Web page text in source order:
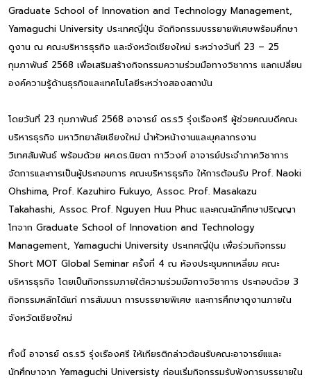
Graduate School of Innovation and Technology Management,
Yamaguchi University ประเทศญี่ปุ่น จัดกิจกรรมบรรยายพิเศษพร้อมศึกษา
ดูงาน ณ คณะบริหารธุรกิจ และจังหวัดเชียงใหม่ ระหว่างวันที่ 23 – 25
กุมภาพันธ์ 2568 เพื่อเสริมสร้างกิจกรรมความร่วมมือทางวิชาการ แลกเปลี่ยน
องค์ความรู้ด้านธุรกิจและเทคโนโลยีระหว่างสองสถาบัน
โดยวันที่ 23 กุมภาพันธ์ 2568 อาจารย์ ดร.รวิ รุ่งเรืองศรี ผู้ช่วยคณบดีคณะ
บริหารธุรกิจ มหาวิทยาลัยเชียงใหม่ นำหัวหน้างานและบุคลากรงาน
วิเทศสัมพันธ์ พร้อมด้วย ผศ.ดร.นิยตา กาวีวงศ์ อาจารย์ประจำภาควิชาการ
จัดการและการเป็นผู้ประกอบการ คณะบริหารธุรกิจ ให้การต้อนรับ Prof. Naoki
Ohshima, Prof. Kazuhiro Fukuyo, Assoc. Prof. Masakazu
Takahashi, Assoc. Prof. Nguyen Huu Phuc และคณะนักศึกษาปริญญา
โทจาก Graduate School of Innovation and Technology
Management, Yamaguchi University ประเทศญี่ปุ่น เพื่อร่วมกิจกรรม
Short MOT Global Seminar ครั้งที่ 4 ณ ห้องประชุมหกเหลี่ยม คณะ
บริหารธุรกิจ โดยเป็นกิจกรรมภายใต้ความร่วมมือทางวิชาการ ประกอบด้วย 3
กิจกรรมหลักได้แก่ การสัมมนา การบรรยายพิเศษ และการศึกษาดูงานภายใน
จังหวัดเชียงใหม่
ทั้งนี้ อาจารย์ ดร.รวิ รุ่งเรืองศรี ให้เกียรติกล่าวต้อนรับคณะอาจารย์แและ
นักศึกษาจาก Yamaguchi Universisty ก่อนเริ่มกิจกรรมรับฟังการบรรยายใน